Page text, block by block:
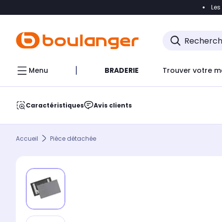
Accéder
Menu BRADERIE Trouver votre
Caractéristiques Avis clients
Accueil Pièce détachée